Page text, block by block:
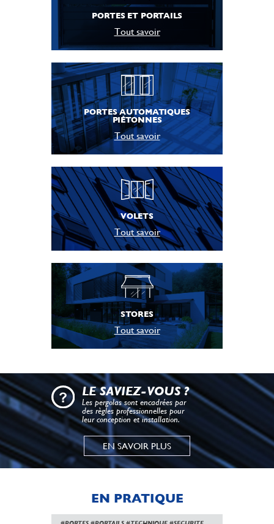
PORTES ET PORTAILS
Tout savoir
PORTES AUTOMATIQUES
PIÉTONNES
Tout savoir
VOLETS
Tout savoir
STORES
Tout savoir
LE SAVIEZ-VOUS ?
Les pergolas sont encadrées par
des règles professionnelles pour
leur conception et installation.
EN SAVOIR PLUS
EN PRATIQUE